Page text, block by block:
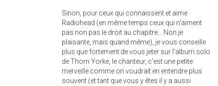
Sinon, pour ceux qui connaissent et aime
Radiohead (en même temps ceux qui n'aiment
pas non pas le droit au chapitre... Non je
plaisante, mais quand même), je vous conseille
plus que fortement de vous jeter sur l'album solo
de Thom Yorke, le chanteur, c'est une petite
merveille comme on voudrait en entendre plus
souvent (et tant que vous y êtes il y a aussi